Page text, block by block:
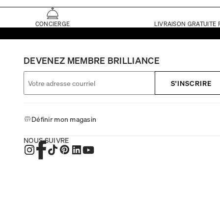
CONCIERGE LIVRAISON GRATUITE
DEVENEZ MEMBRE BRILLIANCE
S'INSCRIRE
Définir mon magasin
NOUS SUIVRE